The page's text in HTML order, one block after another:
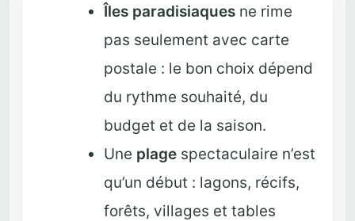
Îles paradisiaques ne rime
pas seulement avec carte
postale : le bon choix dépend
du rythme souhaité, du
budget et de la saison.
Une plage spectaculaire n’est
qu’un début : lagons, récifs,
forêts, villages et tables